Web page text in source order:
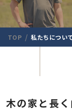
TOP / 私たちについ
木の家と長